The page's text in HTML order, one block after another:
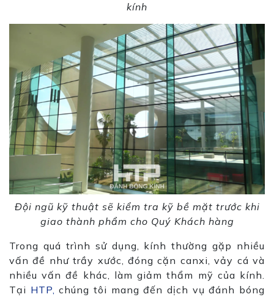
kính
Đội ngũ kỹ thuật sẽ kiểm tra kỹ bề mặt trước khi
giao thành phẩm cho Quý Khách hàng
Trong quá trình sử dụng, kính thường gặp nhiều
vấn đề như trầy xước, đóng cặn canxi, vảy cá và
nhiều vấn đề khác, làm giảm thẩm mỹ của kính.
Tại HTP, chúng tôi mang đến dịch vụ đánh bóng